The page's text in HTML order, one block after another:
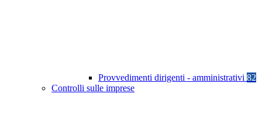
Provvedimenti dirigenti - amministrativi 82
Controlli sulle imprese